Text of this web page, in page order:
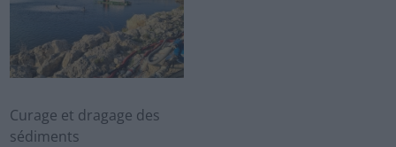
Curage et dragage des
sédiments